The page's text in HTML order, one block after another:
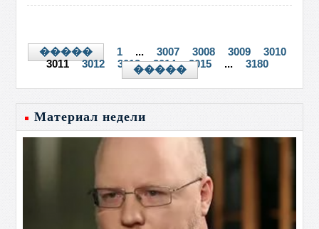
����� 1 ... 3007 3008 3009
3010
3011
3012 3013 3014 3015 ... 3180
�����
Материал недели